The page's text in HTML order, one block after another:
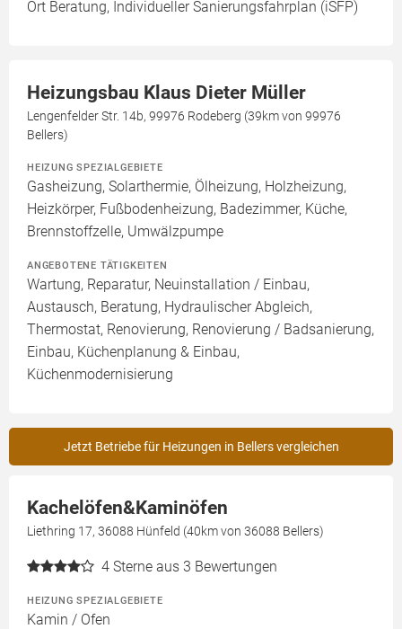
Ort Beratung, Individueller Sanierungsfahrplan (iSFP)
Heizungsbau Klaus Dieter Müller
Lengenfelder Str. 14b, 99976 Rodeberg (39km von 99976
Bellers)
HEIZUNG SPEZIALGEBIETE
Gasheizung, Solarthermie, Ölheizung, Holzheizung,
Heizkörper, Fußbodenheizung, Badezimmer, Küche,
Brennstoffzelle, Umwälzpumpe
ANGEBOTENE TÄTIGKEITEN
Wartung, Reparatur, Neuinstallation / Einbau,
Austausch, Beratung, Hydraulischer Abgleich,
Thermostat, Renovierung, Renovierung / Badsanierung,
Einbau, Küchenplanung & Einbau,
Küchenmodernisierung
Jetzt Betriebe für Heizungen in Bellers vergleichen
Kachelöfen&Kaminöfen
Liethring 17, 36088 Hünfeld (40km von 36088 Bellers)
4 Sterne aus 3 Bewertungen
HEIZUNG SPEZIALGEBIETE
Kamin / Ofen